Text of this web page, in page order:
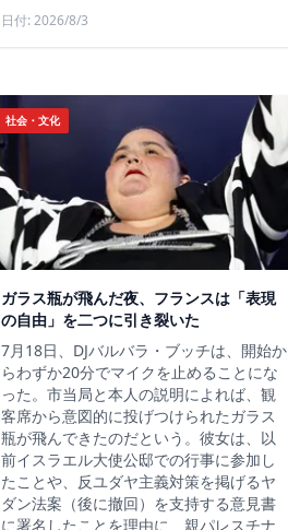
日付: 2026/8/3
社会・文化
ガラス瓶が飛んだ夜、フランスは「表現
の自由」を二つに引き裂いた
7月18日、DJバルバラ・ブッチは、開始か
らわずか20分でマイクを止めることにな
った。市当局と本人の説明によれば、観
客席から意図的に投げつけられたガラス
瓶が飛んできたのだという。彼女は、以
前イスラエル大使公邸での行事に参加し
たことや、反ユダヤ主義対策を掲げるヤ
ダン法案（後に撤回）を支持する意見書
に署名したことを理由に、親パレスチナ